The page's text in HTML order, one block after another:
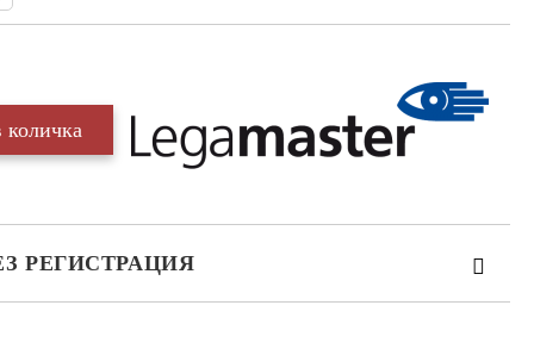
РЕГИСТРАЦИЯ